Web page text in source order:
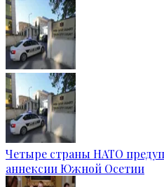
Четыре страны НАТО
аннексии Южной Осетии